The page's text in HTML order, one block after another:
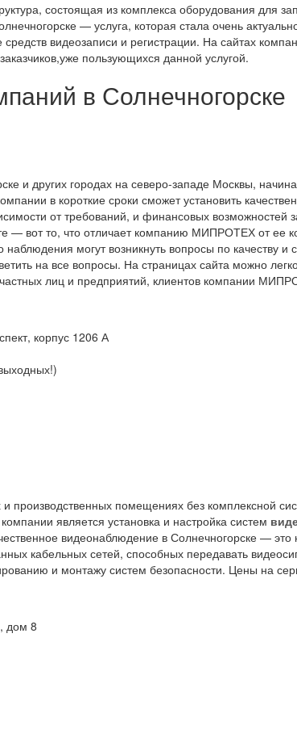
состоящая из комплекса оборудования для
— услуга, которая стала очень
видеозаписи и регистрации. На сайтах
пользующихся данной услугой.
в Солнечногорске
и других городах на северо-западе Москвы,
в короткие сроки сможет установить
от требований, и финансовых возможностей
— вот то, что отличает компанию МИПРОТЕХ от ее
могут возникнуть вопросы по качеству и
на все вопросы. На страницах сайта можно
лиц и предприятий, клиентов компании
корпус 1206 А
производственных помещениях без комплексной
является установка и настройка систем
видеонаблюдение в Солнечногорске —
кабельных сетей, способных передавать
и монтажу систем безопасности. Цены на
дом 8